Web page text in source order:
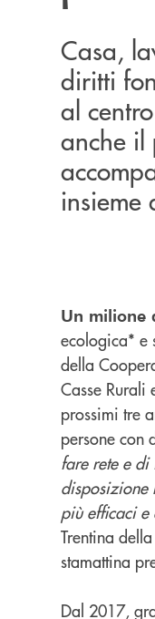
Casa,
diritti
al
anche il
Un milione
ecologica* e
della
Casse
prossimi tre
persone con
fare rete e
disposizione
più efficaci
Trentina
stamattina
Dal 2017,